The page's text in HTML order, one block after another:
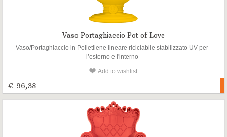
Vaso Portaghiaccio Pot of Love
Vaso/Portaghiaccio in Polietilene lineare riciclabile stabilizzato UV per
l’esterno e l'interno
Add to wishlist
€ 96,38